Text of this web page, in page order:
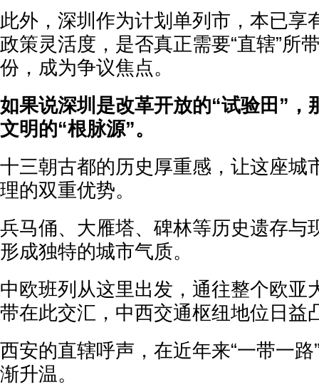
此外，深圳作为计划单列市，本已享
政策灵活度，是否真正需要“直辖”所
份，成为争议焦点。
如果说深圳是改革开放的“试验田”，
文明的“根脉源”。
十三朝古都的历史厚重感，让这座城
理的双重优势。
兵马俑、大雁塔、碑林等历史遗存与
形成独特的城市气质。
中欧班列从这里出发，通往整个欧亚
带在此交汇，中西交通枢纽地位日益
西安的直辖呼声，在近年来“一带一
渐升温。